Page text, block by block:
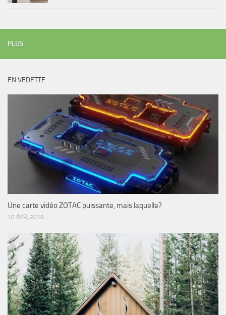
PLUS
EN VEDETTE
Une carte vidéo ZOTAC puissante, mais laquelle?
10 AVR, 2019